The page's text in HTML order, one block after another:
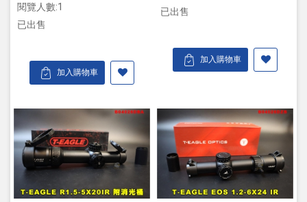
閱覽人數:1
已出售
加入購物車
已出售
加入購物車